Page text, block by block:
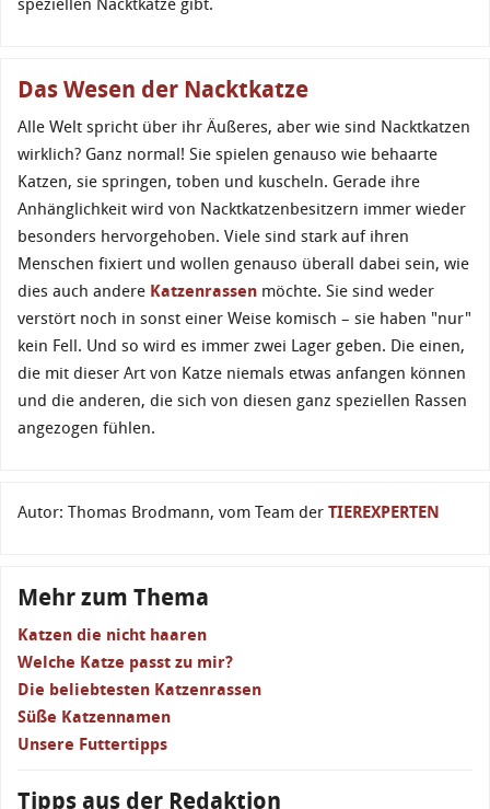
speziellen Nacktkatze gibt.
Das Wesen der Nacktkatze
Alle Welt spricht über ihr Äußeres, aber wie sind Nacktkatzen
wirklich? Ganz normal! Sie spielen genauso wie behaarte
Katzen, sie springen, toben und kuscheln. Gerade ihre
Anhänglichkeit wird von Nacktkatzenbesitzern immer wieder
besonders hervorgehoben. Viele sind stark auf ihren
Menschen fixiert und wollen genauso überall dabei sein, wie
dies auch andere Katzenrassen möchte. Sie sind weder
verstört noch in sonst einer Weise komisch – sie haben "nur"
kein Fell. Und so wird es immer zwei Lager geben. Die einen,
die mit dieser Art von Katze niemals etwas anfangen können
und die anderen, die sich von diesen ganz speziellen Rassen
angezogen fühlen.
Autor: Thomas Brodmann, vom Team der TIEREXPERTEN
Mehr zum Thema
Katzen die nicht haaren
Welche Katze passt zu mir?
Die beliebtesten Katzenrassen
Süße Katzennamen
Unsere Futtertipps
Tipps aus der Redaktion